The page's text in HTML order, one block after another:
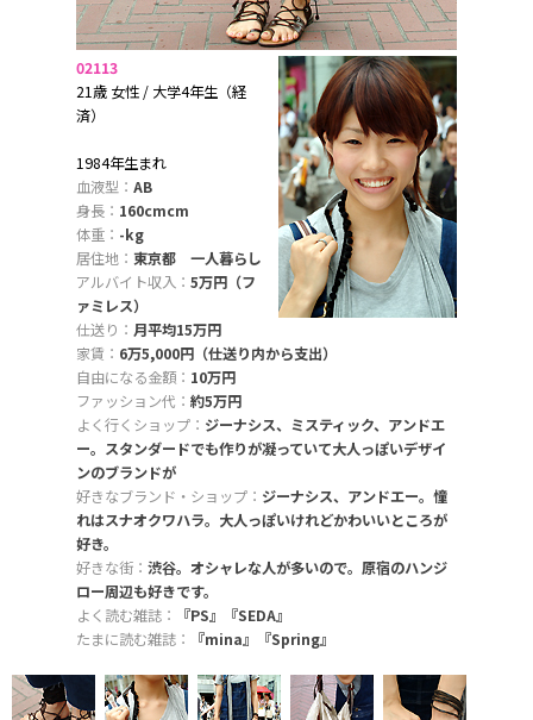
02113
21歳 女性 / 大学4年生（経
済）
1984年生まれ
血液型： AB
身長： 160cmcm
体重： -kg
居住地： 東京都 一人暮らし
アルバイト収入： 5万円（フ
ァミレス）
仕送り： 月平均15万円
家賃： 6万5,000円（仕送り内から支出）
自由になる金額： 10万円
ファッション代： 約5万円
よく行くショップ： ジーナシス、ミスティック、アンドエ
ー。スタンダードでも作りが凝っていて大人っぽいデザイ
ンのブランドが
好きなブランド・ショップ： ジーナシス、アンドエー。憧
れはスナオクワハラ。大人っぽいけれどかわいいところが
好き。
好きな街： 渋谷。オシャレな人が多いので。原宿のハンジ
ロー周辺も好きです。
よく読む雑誌：
『PS』『SEDA』
たまに読む雑誌：
『mina』『Spring』